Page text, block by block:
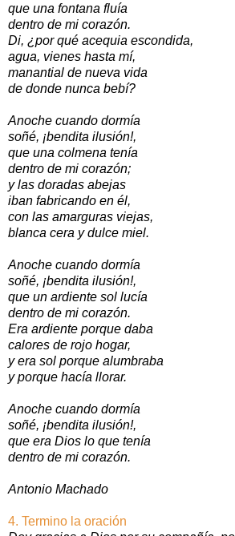
que una fontana fluía
dentro de mi corazón.
Di, ¿por qué acequia escondida,
agua, vienes hasta mí,
manantial de nueva vida
de donde nunca bebí?
Anoche cuando dormía
soñé, ¡bendita ilusión!,
que una colmena tenía
dentro de mi corazón;
y las doradas abejas
iban fabricando en él,
con las amarguras viejas,
blanca cera y dulce miel.
Anoche cuando dormía
soñé, ¡bendita ilusión!,
que un ardiente sol lucía
dentro de mi corazón.
Era ardiente porque daba
calores de rojo hogar,
y era sol porque alumbraba
y porque hacía llorar.
Anoche cuando dormía
soñé, ¡bendita ilusión!,
que era Dios lo que tenía
dentro de mi corazón.
Antonio Machado
4. Termino la oración